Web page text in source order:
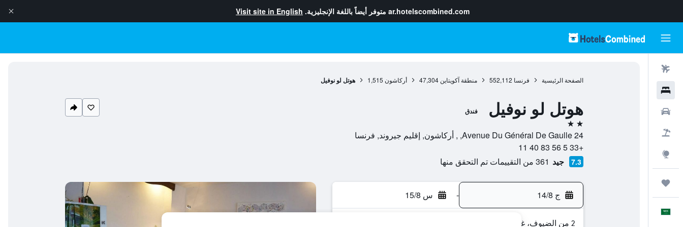
ar.hotelscombined.com متوفر أيضاً باللغة الإنجليزية. Visit site in English
الصفحة الرئيسية فرنسا 552,112 منطقة آكويتاين 47,304 أركاشون 1,515 هوتل لو نوفيل
هوتل لو نوفيل فندق
2 نجمتين
24 Avenue Du Général De Gaulle, , أركاشون, إقليم جيروند, فرنسا
+33 5 56 83 40 11
7.3 جيد 361 من التقييمات تم التحقق منها
ج 14/8 - س 15/8
2 من الضيوف، غرفة واحدة